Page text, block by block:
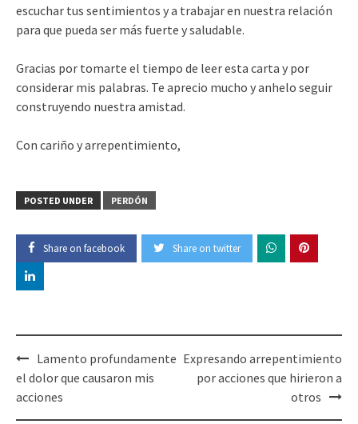
escuchar tus sentimientos y a trabajar en nuestra relación
para que pueda ser más fuerte y saludable.
Gracias por tomarte el tiempo de leer esta carta y por
considerar mis palabras. Te aprecio mucho y anhelo seguir
construyendo nuestra amistad.
Con cariño y arrepentimiento,
POSTED UNDER PERDÓN
Share on facebook Share on twitter
Post
navigation
Lamento profundamente
el dolor que causaron mis
acciones
Expresando arrepentimiento
por acciones que hirieron a
otros